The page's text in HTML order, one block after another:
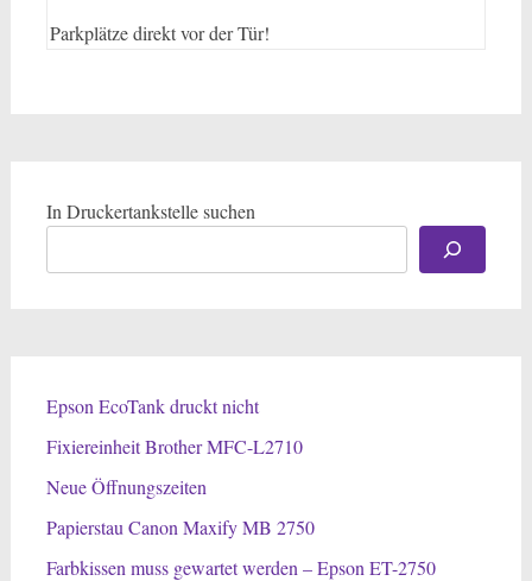
Parkplätze direkt vor der Tür!
In Druckertankstelle suchen
Epson EcoTank druckt nicht
Fixiereinheit Brother MFC-L2710
Neue Öffnungszeiten
Papierstau Canon Maxify MB 2750
Farbkissen muss gewartet werden – Epson ET-2750